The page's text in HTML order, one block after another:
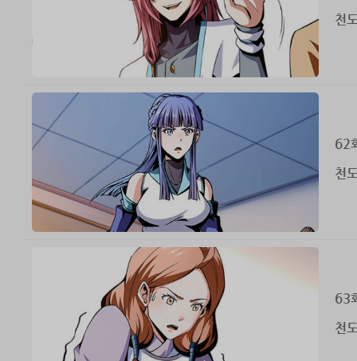
천
62
천
63
천